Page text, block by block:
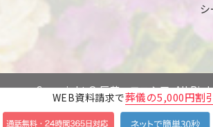
WEB資料請求で葬儀の5,000円割
シ
Copyright © 辰若・エニシア. All